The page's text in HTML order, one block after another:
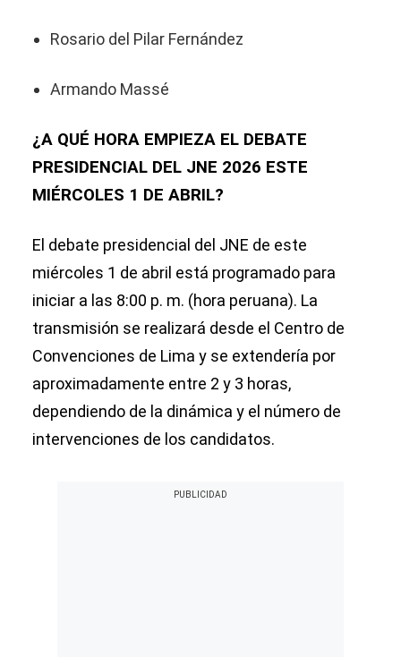
Rosario del Pilar Fernández
Armando Massé
¿A QUÉ HORA EMPIEZA EL DEBATE
PRESIDENCIAL DEL JNE 2026 ESTE
MIÉRCOLES 1 DE ABRIL?
El debate presidencial del JNE de este
miércoles 1 de abril está programado para
iniciar a las 8:00 p. m. (hora peruana). La
transmisión se realizará desde el Centro de
Convenciones de Lima y se extendería por
aproximadamente entre 2 y 3 horas,
dependiendo de la dinámica y el número de
intervenciones de los candidatos.